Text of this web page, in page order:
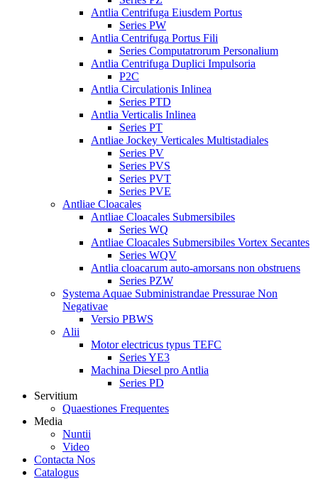
Antlia Centrifuga Eiusdem Portus
Series PW
Antlia Centrifuga Portus Fili
Series Computatrorum Personalium
Antlia Centrifuga Duplici Impulsoria
P2C
Antlia Circulationis Inlinea
Series PTD
Antlia Verticalis Inlinea
Series PT
Antliae Jockey Verticales Multistadiales
Series PV
Series PVS
Series PVT
Series PVE
Antliae Cloacales
Antliae Cloacales Submersibiles
Series WQ
Antliae Cloacales Submersibiles Vortex Secantes
Series WQV
Antlia cloacarum auto-amorsans non obstruens
Series PZW
Systema Aquae Subministrandae Pressurae Non
Negativae
Versio PBWS
Alii
Motor electricus typus TEFC
Series YE3
Machina Diesel pro Antlia
Series PD
Servitium
Quaestiones Frequentes
Media
Nuntii
Video
Contacta Nos
Catalogus